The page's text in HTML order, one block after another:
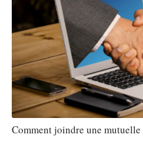
Comment joindre une mutuelle